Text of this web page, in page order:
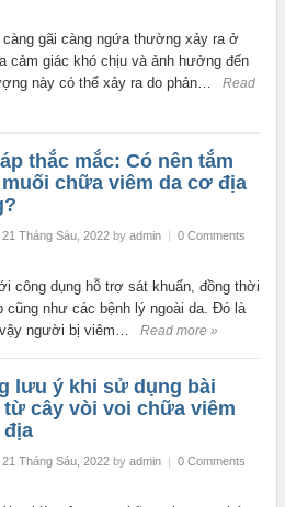
gãi càng ngứa thường xảy ra ở
cảm giác khó chịu và ảnh hưởng đến
này có thể xảy ra do phản…
Read
thắc mắc: Có nên tắm
chữa viêm da cơ địa
21 Tháng Sáu, 2022by admin | 0 Comments
công dụng hỗ trợ sát khuẩn, đồng thời
cũng như các bệnh lý ngoài da. Đó là
người bị viêm…
Read more »
lưu ý khi sử dụng bài
cây vòi voi chữa viêm
21 Tháng Sáu, 2022by admin | 0 Comments